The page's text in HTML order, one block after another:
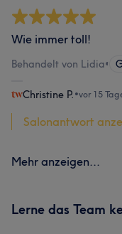
Wie immer toll!
Behandelt von Lidia•
Christine P. •vor 15
Salonantwort
Mehr anzeigen...
Lerne das Team